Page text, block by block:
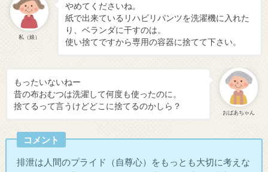
私（娘）
やめてくださいね。
紙で出来ているリハビリパンツを洗濯機に入れた
り、ベランダに干すのは。
使い捨てですから専用の容器に捨てて下さい。
おばあちゃん
もったいないねー
昔の布おむつは洗濯して何度も使ったのに。
捨てるって言うけどどこに捨てるのかしら？
コメント
排泄は人間のプライド（自尊心）をもっとも大切に考えな